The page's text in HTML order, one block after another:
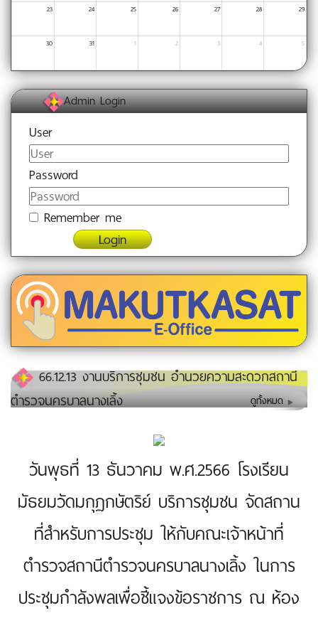
23 24 25 26 27 28 29
30 31 1 2 3 4 5
Admin Login
User
Password
Remember me
Login
66.12.13 งานบริการชุมชน อำนวยความสะดวกสถานี
ตำรวจนครบาลนางเลิ้ง
ดูทั้งหมด
วันพุธที่ 13 ธันวาคม พ.ศ.2566 โรงเรียน
มัธยมวัดมกุฏกษัตริย์ บริการชุมชน จัดสถาน
ที่สำหรับการประชุม ให้กับคณะเจ้าหน้าที่
ตำรวจสถานีตำรวจนครบาลนางเลิ้ง ในการ
ประชุมกำลังพลเพื่อชี้แจงข้อราชการ ณ ห้อง